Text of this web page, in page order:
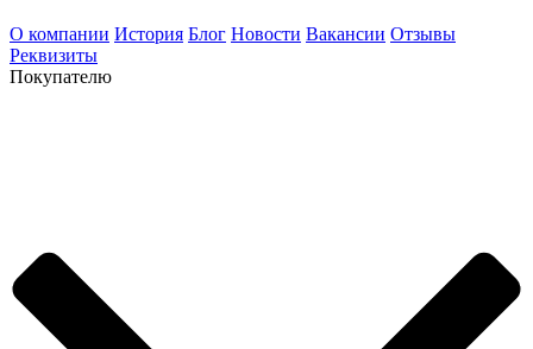
О компании История Блог Новости Вакансии Отзывы
Реквизиты
Покупателю